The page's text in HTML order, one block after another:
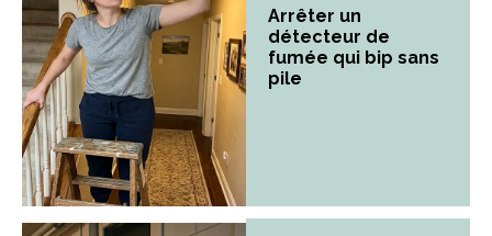
Arrêter un
détecteur de
fumée qui bip sans
pile